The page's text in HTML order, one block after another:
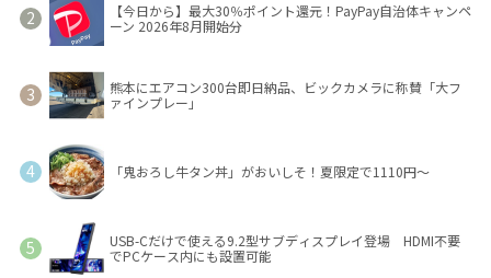
【今日から】最大30％ポイント還元！PayPay自治体キャンペ
ーン 2026年8月開始分
熊本にエアコン300台即日納品、ビックカメラに称賛「大フ
ァインプレー」
「鬼おろし牛タン丼」がおいしそ！夏限定で1110円～
USB-Cだけで使える9.2型サブディスプレイ登場 HDMI不要
でPCケース内にも設置可能